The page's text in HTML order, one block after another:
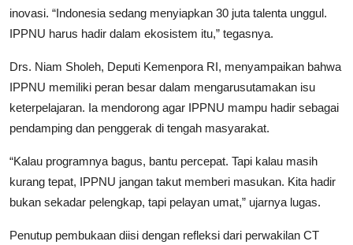
inovasi. “Indonesia sedang menyiapkan 30 juta talenta unggul.
IPPNU harus hadir dalam ekosistem itu,” tegasnya.
Drs. Niam Sholeh, Deputi Kemenpora RI, menyampaikan bahwa
IPPNU memiliki peran besar dalam mengarusutamakan isu
keterpelajaran. Ia mendorong agar IPPNU mampu hadir sebagai
pendamping dan penggerak di tengah masyarakat.
“Kalau programnya bagus, bantu percepat. Tapi kalau masih
kurang tepat, IPPNU jangan takut memberi masukan. Kita hadir
bukan sekadar pelengkap, tapi pelayan umat,” ujarnya lugas.
Penutup pembukaan diisi dengan refleksi dari perwakilan CT